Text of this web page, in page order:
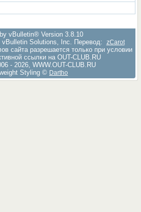
vBulletin® Version 3.8.10
Solutions, Inc. Перевод:
zCarot
сайта разрешается только при условии
ссылки на OUT-CLUB.RU
- 2026, WWW.OUT-CLUB.RU
Styling © Dartho